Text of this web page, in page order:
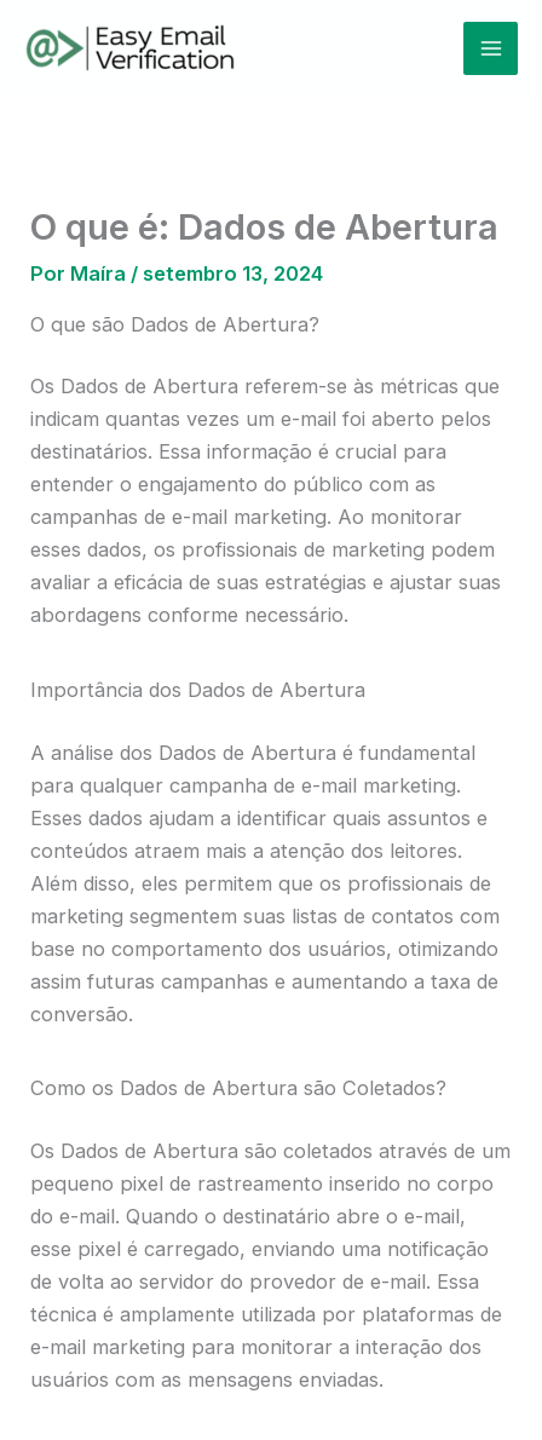
para
O que é: Dados de Abertura
Por Maíra /setembro 13, 2024
O que são Dados de Abertura?
Os Dados de Abertura referem-se às métricas que
indicam quantas vezes um e-mail foi aberto pelos
destinatários. Essa informação é crucial para
entender o engajamento do público com as
campanhas de e-mail marketing. Ao monitorar
esses dados, os profissionais de marketing podem
avaliar a eficácia de suas estratégias e ajustar suas
abordagens conforme necessário.
Importância dos Dados de Abertura
A análise dos Dados de Abertura é fundamental
para qualquer campanha de e-mail marketing.
Esses dados ajudam a identificar quais assuntos e
conteúdos atraem mais a atenção dos leitores.
Além disso, eles permitem que os profissionais de
marketing segmentem suas listas de contatos com
base no comportamento dos usuários, otimizando
assim futuras campanhas e aumentando a taxa de
conversão.
Como os Dados de Abertura são Coletados?
Os Dados de Abertura são coletados através de um
pequeno pixel de rastreamento inserido no corpo
do e-mail. Quando o destinatário abre o e-mail,
esse pixel é carregado, enviando uma notificação
de volta ao servidor do provedor de e-mail. Essa
técnica é amplamente utilizada por plataformas de
e-mail marketing para monitorar a interação dos
usuários com as mensagens enviadas.